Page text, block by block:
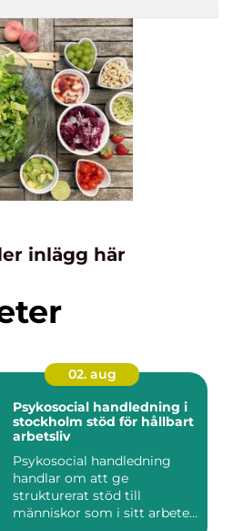
inlägg här
02. aug
Psykosocial handledning i
stockholm stöd för hållbart
arbetsliv
Psykosocial handledning
handlar om att ge
strukturerat stöd till
människor som i sitt arbete